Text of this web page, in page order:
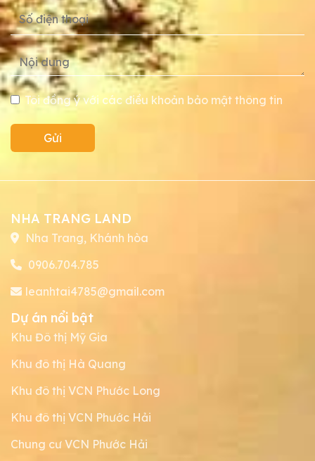
Tôi đồng ý với các điều khoản bảo mật thông tin
Gửi
NHA TRANG LAND
Nha Trang, Khánh hòa
0906.704.785
leanhtai4785@gmail.com
Dự án nổi bật
Khu Đô thị Mỹ Gia
Khu đô thị Hà Quang
Khu đô thị VCN Phước Long
Khu đô thị VCN Phước Hải
Chung cư VCN Phước Hải